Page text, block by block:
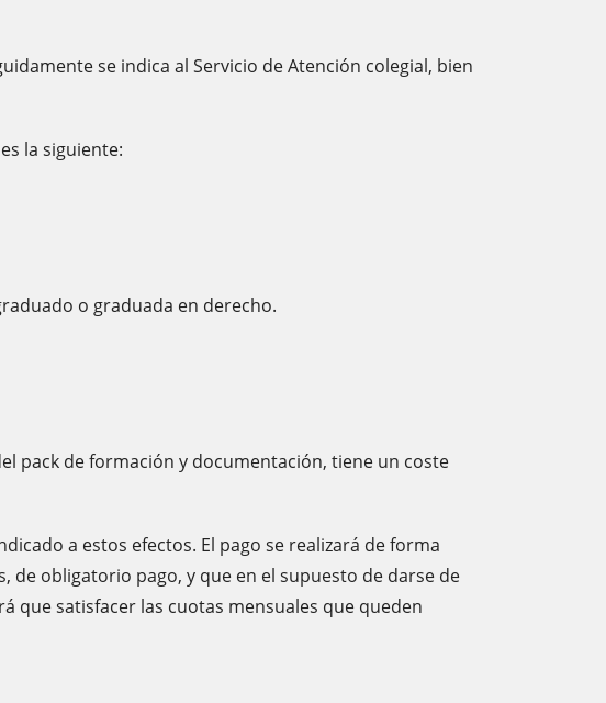
se indica al Servicio de Atención colegial, bien
la siguiente:
o graduada en derecho.
pack de formación y documentación, tiene un coste
a estos efectos. El pago se realizará de forma
de obligatorio pago, y que en el supuesto de darse de
que satisfacer las cuotas mensuales que queden